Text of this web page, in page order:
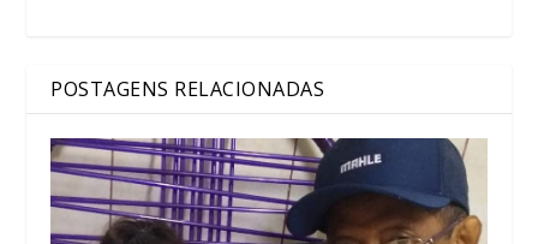
POSTAGENS RELACIONADAS